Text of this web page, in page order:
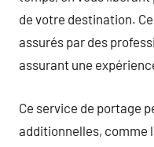
de votre destination.
assurés par des
assurant une
Ce service de portage
additionnelles, comme